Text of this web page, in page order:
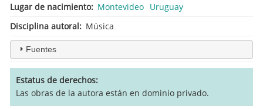
Lugar de nacimiento
Montevideo Uruguay
Disciplina autoral
Música
Fuentes
Estatus de derechos
Las obras de la autora están en dominio privado.